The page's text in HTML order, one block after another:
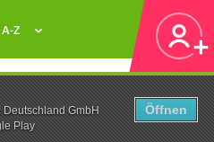
Deutschland GmbH
Play
Öffnen
A-Z